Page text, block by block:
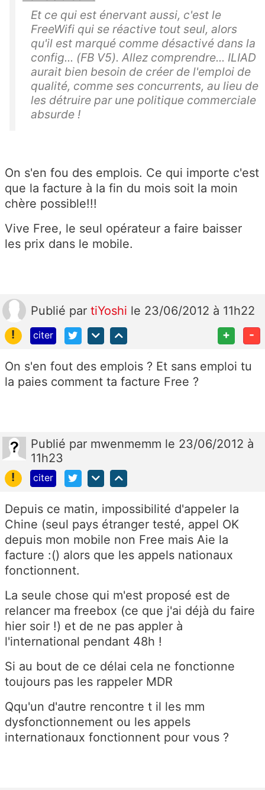
Et ce qui est énervant aussi, c'est le
FreeWifi qui se réactive tout seul, alors
qu'il est marqué comme désactivé dans la
config... (FB V5). Allez comprendre... ILIAD
aurait bien besoin de créer de l'emploi de
qualité, comme ses concurrents, au lieu de
les détruire par une politique commerciale
absurde !
On s'en fou des emplois. Ce qui importe c'est
que la facture à la fin du mois soit la moin
chère possible!!!
Vive Free, le seul opérateur a faire baisser
les prix dans le mobile.
Publié par tiYoshi le 23/06/2012 à 11h22
!
citer + -
On s'en fout des emplois ? Et sans emploi tu
la paies comment ta facture Free ?
Publié par mwenmemm le 23/06/2012 à
11h23
!
citer
Depuis ce matin, impossibilité d'appeler la
Chine (seul pays étranger testé, appel OK
depuis mon mobile non Free mais Aie la
facture :() alors que les appels nationaux
fonctionnent.
La seule chose qui m'est proposé est de
relancer ma freebox (ce que j'ai déjà du faire
hier soir !) et de ne pas appler à
l'international pendant 48h !
Si au bout de ce délai cela ne fonctionne
toujours pas les rappeler MDR
Qqu'un d'autre rencontre t il les mm
dysfonctionnement ou les appels
internationaux fonctionnent pour vous ?